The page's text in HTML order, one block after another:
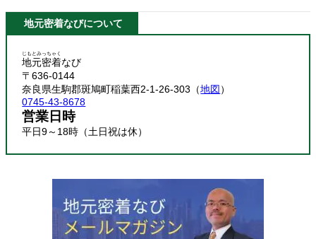
地元密着なびについて
地元密着
じもとみっちゃく
なび
〒636-0144
奈良県生駒郡斑鳩町稲葉西2-1-26-303（地図）
0745-43-8678
営業日時
平日9～18時（土日祝は休）